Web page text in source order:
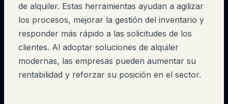
de alquiler. Estas herramientas ayudan a agilizar
los procesos, mejorar la gestión del inventario y
responder más rápido a las solicitudes de los
clientes. Al adoptar soluciones de alquiler
modernas, las empresas pueden aumentar su
rentabilidad y reforzar su posición en el sector.